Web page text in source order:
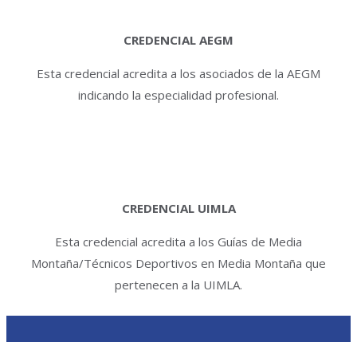
CREDENCIAL AEGM
Esta credencial acredita a los asociados de la AEGM
indicando la especialidad profesional.
CREDENCIAL UIMLA
Esta credencial acredita a los Guías de Media
Montaña/Técnicos Deportivos en Media Montaña que
pertenecen a la UIMLA.